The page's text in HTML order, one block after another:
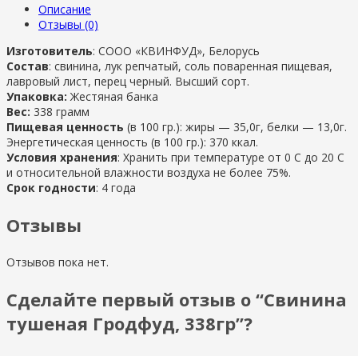
Описание
Отзывы (0)
Изготовитель: СООО «КВИНФУД», Белорусь
Состав: свинина, лук репчатый, соль поваренная пищевая,
лавровый лист, перец черный. Высший сорт.
Упаковка: Жестяная банка
Вес: 338 грамм
Пищевая ценность (в 100 гр.): жиры — 35,0г, белки — 13,0г.
Энергетическая ценность (в 100 гр.): 370 ккал.
Условия хранения: Хранить при температуре от 0 С до 20 С
и относительной влажности воздуха не более 75%.
Срок годности: 4 года
Отзывы
Отзывов пока нет.
Сделайте первый отзыв о “Свинина
тушеная Гродфуд, 338гр”?